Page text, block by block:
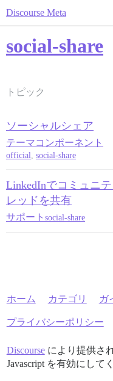
Discourse Meta
social-share
トピック
ソーシャルシェア
テーマコンポーネント
official, social-share
LinkedInでコミュニ
レッドを共有
サポート social-share
ホーム カテゴリ ガ
プライバシーポリシー
Discourseにより提供さ
Javascript を有効にして